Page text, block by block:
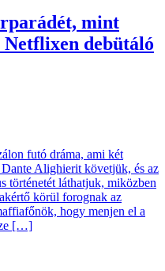
mint
Netflixen debütáló
futó dráma, ami két
Alighierit követjük, és az
történetét láthatjuk, miközben
körül forognak az
hogy menjen el a
[…]